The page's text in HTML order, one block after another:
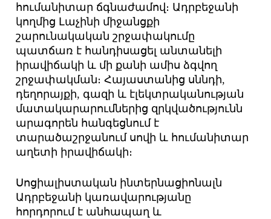
հումանիտար ճգնաժամով։ Ադրբեջանի
կողմից Լաչինի միջանցքի
շարունակական շրջափակումը
պատճառ է հանդիսացել անտանելի
իրավիճակի և մի քանի ամիս ձգվող
շրջափակման։ Հայաստանից սննդի,
դեղորայքի, գազի և էլեկտրականության
մատակարարումներից զրկվածությունն
արագորեն հանգեցնում է
տարածաշրջանում սովի և հումանիտար
աղետի իրավիճակի։
Սոցիալիստական ինտերնացիոնալն
Ադրբեջանի կառավարությանը
հորդորում է անհապաղ և